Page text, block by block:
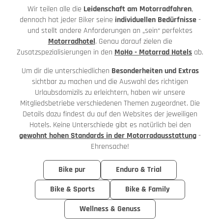
Wir teilen alle die Leidenschaft am Motorradfahren,
dennoch hat jeder Biker seine individuellen Bedürfnisse-
und stellt andere Anforderungen an „sein“ perfektes
Motorradhotel. Genau darauf zielen die
Zusatzspezialisierungen in den MoHo - Motorrad Hotels ab.
Um dir die unterschiedlichen Besonderheiten und Extras
sichtbar zu machen und die Auswahl des richtigen
Urlaubsdomizils zu erleichtern, haben wir unsere
Mitgliedsbetriebe verschiedenen Themen zugeordnet. Die
Details dazu findest du auf den Websites der jeweiligen
Hotels. Keine Unterschiede gibt es natürlich bei den
gewohnt hohen Standards in der Motorradausstattung-
Ehrensache!
Bike pur
Enduro & Trial
Bike & Sports
Bike & Family
Wellness & Genuss